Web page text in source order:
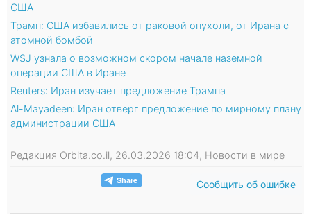
США
Трамп: США избавились от раковой опухоли, от Ирана с
атомной бомбой
WSJ узнала о возможном скором начале наземной
операции США в Иране
Reuters: Иран изучает предложение Трампа
Al-Mayadeen: Иран отверг предложение по мирному плану
администрации США
Редакция Orbita.co.il, 26.03.2026 18:04, Новости в мире
Сообщить об ошибке